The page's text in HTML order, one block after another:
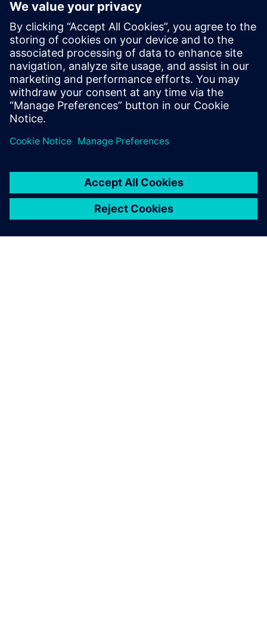
A high‑fidelity CAE post‑processing environment
delivering detailed, interactive data visualization and
exploration of FEA and multibody simulation results.